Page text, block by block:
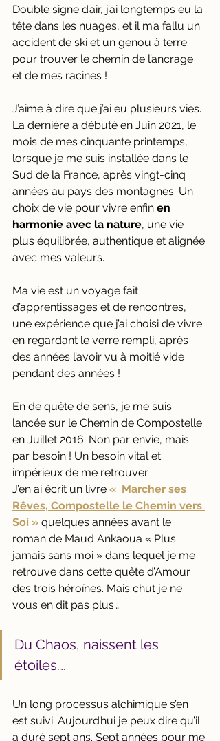
Double signe d’air, j’ai longtemps eu la
tête dans les nuages, et il m’a fallu un
accident de ski et un genou à terre
pour trouver le chemin de l’ancrage
et de mes racines !
J’aime à dire que j’ai eu plusieurs vies.
La dernière a débuté en Juin 2021, le
mois de mes cinquante printemps,
lorsque je me suis installée dans le
Sud de la France, après vingt-cinq
années au pays des montagnes. Un
choix de vie pour vivre enfin en
harmonie avec la nature, une vie
plus équilibrée, authentique et alignée
avec mes valeurs.
Ma vie est un voyage fait
d’apprentissages et de rencontres,
une expérience que j’ai choisi de vivre
en regardant le verre rempli, après
des années l’avoir vu à moitié vide
pendant des années !
En de quête de sens, je me suis
lancée sur le Chemin de Compostelle
en Juillet 2016. Non par envie, mais
par besoin ! Un besoin vital et
impérieux de me retrouver.
J’en ai écrit un livre «  Marcher ses
Rêves, Compostelle le Chemin vers
Soi » quelques années avant le
roman de Maud Ankaoua « Plus
jamais sans moi » dans lequel je me
retrouve dans cette quête d’Amour
des trois héroïnes. Mais chut je ne
vous en dit pas plus….
Du Chaos, naissent les
étoiles….
Un long processus alchimique s’en
est suivi. Aujourd’hui je peux dire qu’il
a duré sept ans. Sept années pour me